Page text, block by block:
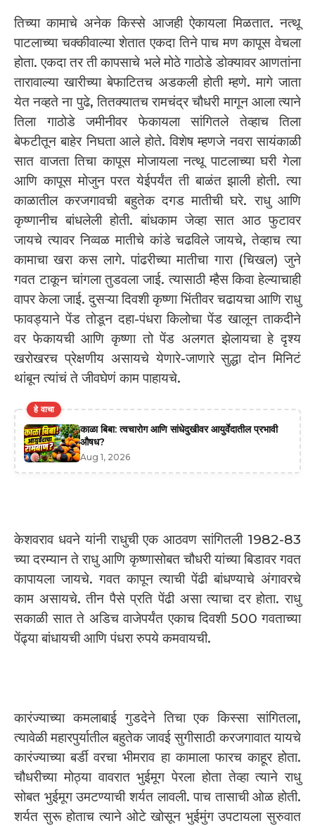
तिच्या कामाचे अनेक किस्से आजही ऐकायला मिळतात. नत्थू
पाटलाच्या चक्कीवाल्या शेतात एकदा तिने पाच मण कापूस वेचला
होता. एकदा तर ती कापसाचे भले मोठे गाठोडे डोक्यावर आणतांना
तारावाल्या खारीच्या बेफाटितच अडकली होती म्हणे. मागे जाता
येत नव्हते ना पुढे, तितक्यातच रामचंद्र चौधरी मागून आला त्याने
तिला गाठोडे जमीनीवर फेकायला सांगितले तेव्हाच तिला
बेफटीतून बाहेर निघता आले होते. विशेष म्हणजे नवरा सायंकाळी
सात वाजता तिचा कापूस मोजायला नत्थू पाटलाच्या घरी गेला
आणि कापूस मोजुन परत येईपर्यंत ती बाळंत झाली होती. त्या
काळातील करजगावची बहुतेक दगड मातीची घरे. राधु आणि
कृष्णानीच बांधलेली होती. बांधकाम जेव्हा सात आठ फुटावर
जायचे त्यावर निव्वळ मातीचे कांडे चढविले जायचे, तेव्हाच त्या
कामाचा खरा कस लागे. पांढरीच्या मातीचा गारा (चिखल) जुने
गवत टाकून चांगला तुडवला जाई. त्यासाठी म्हैस किवा हेल्याचाही
वापर केला जाई. दुसऱ्या दिवशी कृष्णा भिंतीवर चढायचा आणि राधु
फावड्याने पेंड तोडून दहा-पंधरा किलोचा पेंड खालून ताकदीने
वर फेकायची आणि कृष्णा तो पेंड अलगत झेलायचा हे दृश्य
खरोखरच प्रेक्षणीय असायचे येणारे-जाणारे सुद्धा दोन मिनिटं
थांबून त्यांचं ते जीवघेणं काम पाहायचे.
हे वाचा
काळा बिबा: त्वचारोग आणि सांधेदुखीवर आयुर्वेदातील प्रभावी
औषध?
Aug 1, 2026
केशवराव धवने यांनी राधुची एक आठवण सांगितली 1982-83
च्या दरम्यान ते राधु आणि कृष्णासोबत चौधरी यांच्या बिडावर गवत
कापायला जायचे. गवत कापून त्याची पेंढी बांधण्याचे अंगावरचे
काम असायचे. तीन पैसे प्रति पेंढी असा त्याचा दर होता. राधु
सकाळी सात ते अडिच वाजेपर्यंत एकाच दिवशी 500 गवताच्या
पेंढ्या बांधायची आणि पंधरा रुपये कमवायची.
कारंज्याच्या कमलाबाई गुडदेने तिचा एक किस्सा सांगितला,
त्यावेळी महारपुर्यातील बहुतेक जावई सुगीसाठी करजगावात यायचे
कारंज्याच्या बर्डी वरचा भीमराव हा कामाला फारच काहूर होता.
चौधरीच्या मोठ्या वावरात भुईमूग पेरला होता तेव्हा त्याने राधु
सोबत भुईमूग उमटण्याची शर्यत लावली. पाच तासाची ओळ होती.
शर्यत सुरू होताच त्याने ओटे खोसून भुईमुंग उपटायला सुरुवात